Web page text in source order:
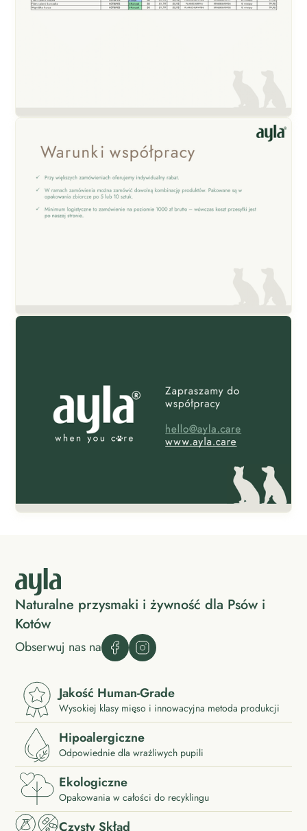
Naturalne przysmaki i żywność dla Psów i
Kotów
Obserwuj nas na
Jakość Human-Grade
Wysokiej klasy mięso i innowacyjna metoda produkcji
Hipoalergiczne
Odpowiednie dla wrażliwych pupili
Ekologiczne
Opakowania w całości do recyklingu
Czysty Skład